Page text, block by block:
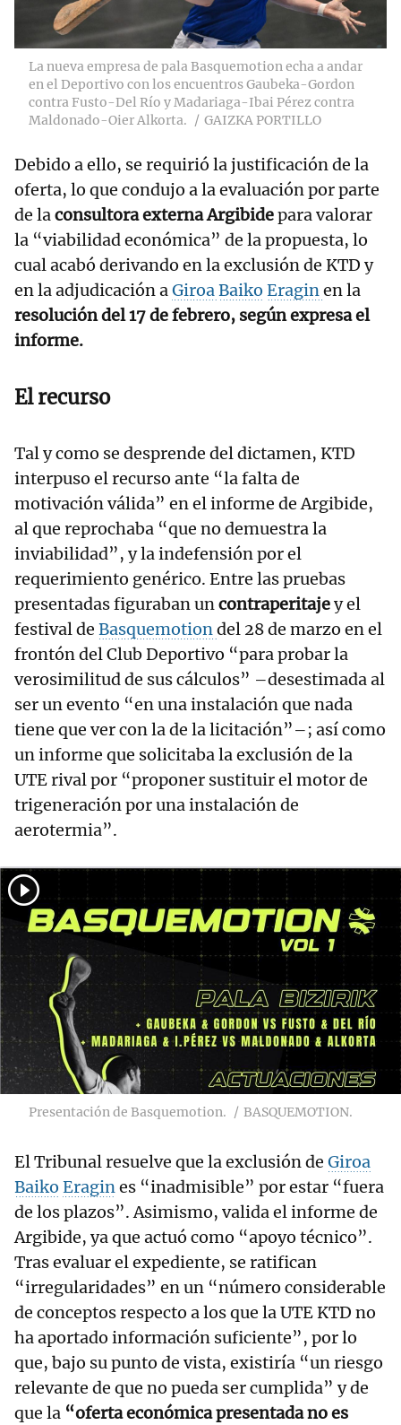
La nueva empresa de pala Basquemotion echa a andar
en el Deportivo con los encuentros Gaubeka-Gordon
contra Fusto-Del Río y Madariaga-Ibai Pérez contra
Maldonado-Oier Alkorta.
GAIZKA PORTILLO
Debido a ello, se requirió la justificación de la
oferta, lo que condujo a la evaluación por parte
de laconsultora externa Argibidepara valorar
la “viabilidad económica” de la propuesta, lo
cual acabó derivando en la exclusión de KTD y
en la adjudicación aGiroaBaiko Eraginen la
resolución del 17 de febrero, según expresa el
informe.
El recurso
Tal y como se desprende del dictamen, KTD
interpuso el recurso ante “la falta de
motivación válida” en el informe de Argibide,
al que reprochaba “que no demuestra la
inviabilidad”, y la indefensión por el
requerimiento genérico. Entre las pruebas
presentadas figuraban uncontraperitajey el
festival de Basquemotiondel 28 de marzo en el
frontón del Club Deportivo “para probar la
verosimilitud de sus cálculos” –desestimada al
ser un evento “en una instalación que nada
tiene que ver con la de la licitación”–; así como
un informe que solicitaba la exclusión de la
UTE rival por “proponer sustituir el motor de
trigeneración por una instalación de
aerotermia”.
Presentación de Basquemotion. BASQUEMOTION.
El Tribunal resuelve que la exclusión de Giroa
Baiko Eragines “inadmisible” por estar “fuera
de los plazos”. Asimismo, valida el informe de
Argibide, ya que actuó como “apoyo técnico”.
Tras evaluar el expediente, se ratifican
“irregularidades” en un “número considerable
de conceptos respecto a los que la UTE KTD no
ha aportado información suficiente”, por lo
que, bajo su punto de vista, existiría “un riesgo
relevante de que no pueda ser cumplida” y de
que la “oferta económica presentada no es